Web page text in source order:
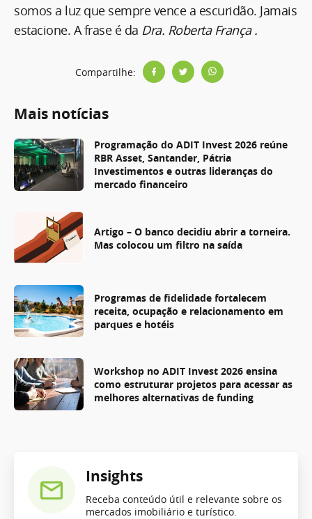
somos a luz que sempre vence a escuridão. Jamais
estacione. A frase é da Dra. Roberta França .
Compartilhe:
Mais notícias
Programação do ADIT Invest 2026 reúne
RBR Asset, Santander, Pátria
Investimentos e outras lideranças do
mercado financeiro
Artigo – O banco decidiu abrir a torneira.
Mas colocou um filtro na saída
Programas de fidelidade fortalecem
receita, ocupação e relacionamento em
parques e hotéis
Workshop no ADIT Invest 2026 ensina
como estruturar projetos para acessar as
melhores alternativas de funding
Insights
Receba conteúdo útil e relevante sobre os
mercados imobiliário e turístico.